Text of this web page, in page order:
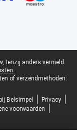
tenzij anders vermeld.
of verzendmethoden:
Belsimpel
Privacy
voorwaarden